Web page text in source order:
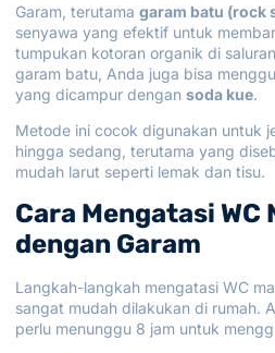
Garam, terutama garam batu (rock
senyawa yang efektif untuk
tumpukan kotoran organik di
garam batu, Anda juga bisa
yang dicampur dengan soda kue.
Metode ini cocok digunakan untuk
hingga sedang, terutama yang
mudah larut seperti lemak dan tisu.
Cara Mengatasi WC
dengan Garam
Langkah-langkah mengatasi WC
sangat mudah dilakukan di rumah.
perlu menunggu 8 jam untuk